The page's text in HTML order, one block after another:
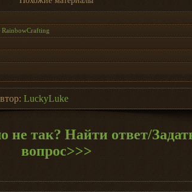
LuckyLuke
не так? Найти ответ/
вопрос>>>